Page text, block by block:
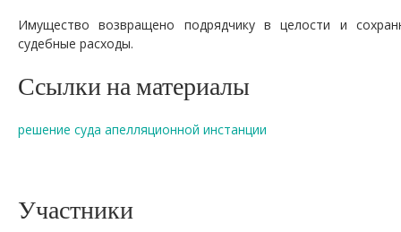
Имущество возвращено подрядчику в целости и
судебные расходы.
Ссылки на материалы
решение суда апелляционной инстанции
Участники